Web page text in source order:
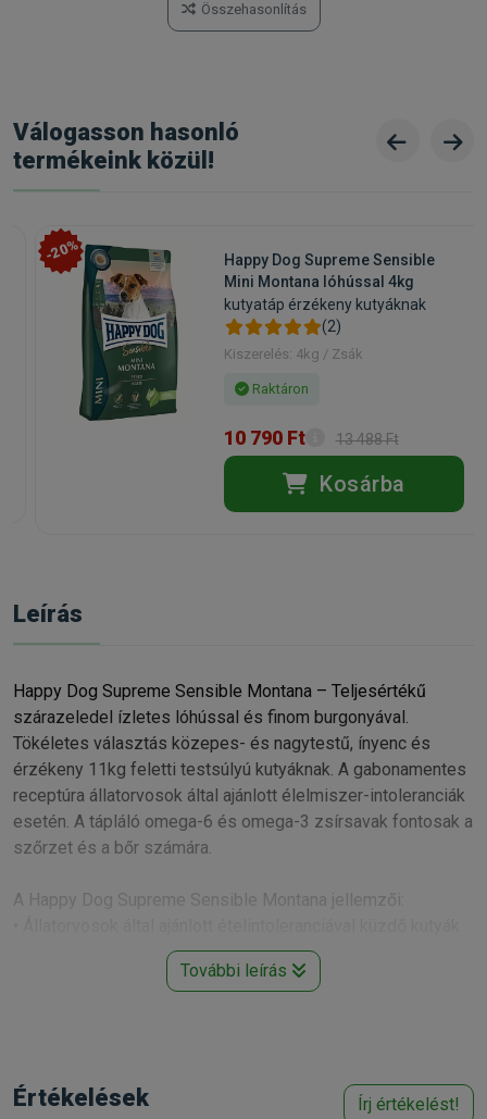
Összehasonlítás
Válogasson hasonló
termékeink közül!
-20%
Happy Dog Supreme Sensible
Mini Montana lóhússal 4kg
kutyatáp érzékeny kutyáknak
(2)
Kiszerelés: 4kg / Zsák
Raktáron
10 790 Ft 13 488 Ft
Kosárba
Leírás
Happy Dog Supreme Sensible Montana – Teljesértékű
szárazeledel ízletes lóhússal és finom burgonyával.
Tökéletes választás közepes- és nagytestű, ínyenc és
érzékeny 11kg feletti testsúlyú kutyáknak. A gabonamentes
receptúra állatorvosok által ajánlott élelmiszer-intoleranciák
esetén. A tápláló omega-6 és omega-3 zsírsavak fontosak a
szőrzet és a bőr számára.
A Happy Dog Supreme Sensible Montana jellemzői:
• A lóhúsból és burgonyából készült ízletes és exklúzív
fehérjetartalommal rendelkezik, ételintoleranciával küzdő
kutyák számára is tökéletes, állatorvosok ajánlják. A
További leírás
Értékelések Írj értékelést!